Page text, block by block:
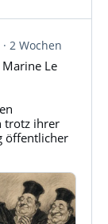
2 Wochen
Le
trotz ihrer
öffentlicher